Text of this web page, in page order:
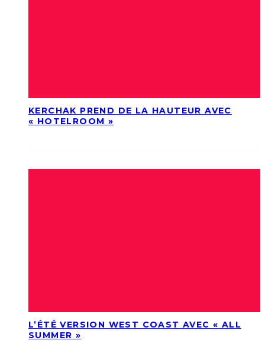
KERCHAK PREND DE LA HAUTEUR AVEC
« HOTELROOM »
L’ÉTÉ VERSION WEST COAST AVEC « ALL
SUMMER »